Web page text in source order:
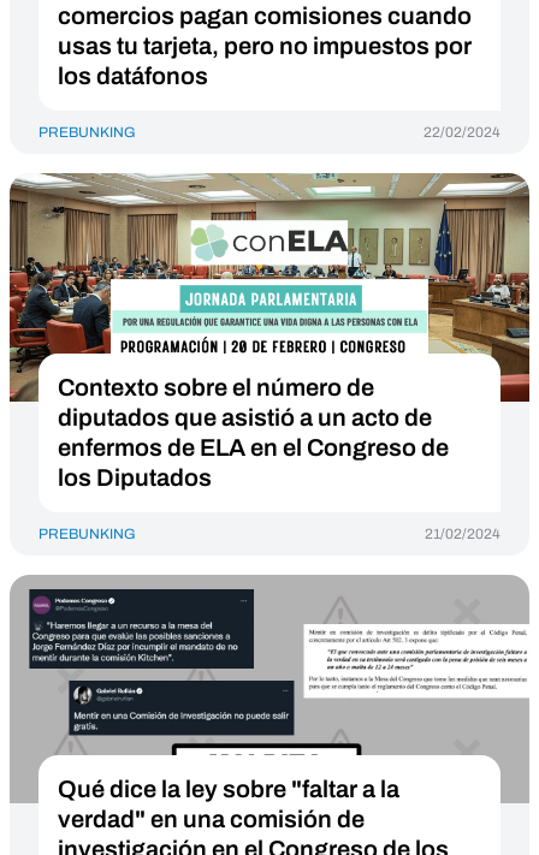
comercios pagan comisiones cuando
usas tu tarjeta, pero no impuestos por
los datáfonos
PREBUNKING 22/02/2024
Contexto sobre el número de
diputados que asistió a un acto de
enfermos de ELA en el Congreso de
los Diputados
PREBUNKING 21/02/2024
Qué dice la ley sobre "faltar a la
verdad" en una comisión de
investigación en el Congreso de los